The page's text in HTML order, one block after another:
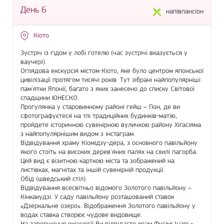
День 6 напівпансіон
Кіото
Зустріч із гідом у лобі готелю (час зустрічі вказується у
ваучері).
Оглядова екскурсія містом Кіото, яке було центром японської
цивілізації протягом тисячі років. Тут зібрані найпопулярніші
пам'ятки Японії, багато з яких занесено до списку Світової
спадщини ЮНЕСКО.
Прогулянка у старовинному районі гейш – Гіон, де ви
сфотографуєтеся на тлі традиційних будинків-матію,
пройдете історичною сувенірною вуличкою району Хігасіяма
з найпопулярнішим видом з інстаграм.
Відвідування храму Кіомідзу-дера, з основного павільйону
якого стоїть на високих дерев'яних палях на схилі пагорба.
Цей вид є візитною карткою міста та зображений на
листівках, магнітах та іншій сувенірній продукції.
Обід (шведський стіл).
Відвідування всесвітньо відомого Золотого павільйону –
Кінкакудзі. У саду павільйону розташований ставок
«Дзеркальне озеро». Відображення Золотого павільйону у
водах ставка створює чудове видовище.